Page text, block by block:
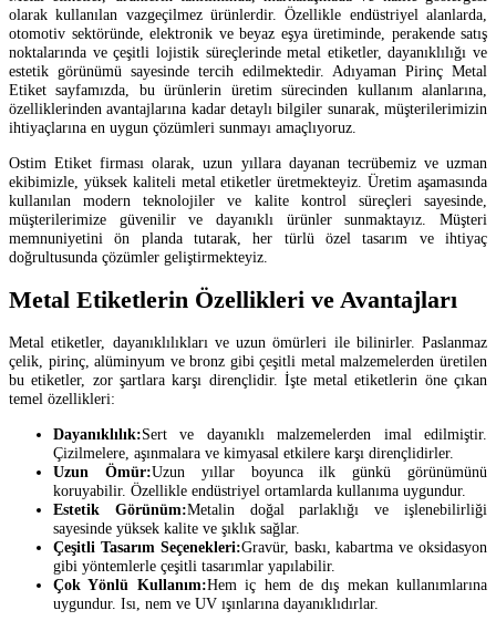
olarak kullanılan vazgeçilmez ürünlerdir. Özellikle endüstriyel alanlarda,
otomotiv sektöründe, elektronik ve beyaz eşya üretiminde, perakende satış
noktalarında ve çeşitli lojistik süreçlerinde metal etiketler, dayanıklılığı ve
estetik görünümü sayesinde tercih edilmektedir. Adıyaman Pirinç Metal
Etiket sayfamızda, bu ürünlerin üretim sürecinden kullanım alanlarına,
özelliklerinden avantajlarına kadar detaylı bilgiler sunarak, müşterilerimizin
ihtiyaçlarına en uygun çözümleri sunmayı amaçlıyoruz.
Ostim Etiket firması olarak, uzun yıllara dayanan tecrübemiz ve uzman
ekibimizle, yüksek kaliteli metal etiketler üretmekteyiz. Üretim aşamasında
kullanılan modern teknolojiler ve kalite kontrol süreçleri sayesinde,
müşterilerimize güvenilir ve dayanıklı ürünler sunmaktayız. Müşteri
memnuniyetini ön planda tutarak, her türlü özel tasarım ve ihtiyaç
doğrultusunda çözümler geliştirmekteyiz.
Metal Etiketlerin Özellikleri ve Avantajları
Metal etiketler, dayanıklılıkları ve uzun ömürleri ile bilinirler. Paslanmaz
çelik, pirinç, alüminyum ve bronz gibi çeşitli metal malzemelerden üretilen
bu etiketler, zor şartlara karşı dirençlidir. İşte metal etiketlerin öne çıkan
temel özellikleri:
Dayanıklılık:Sert ve dayanıklı malzemelerden imal edilmiştir.
Çizilmelere, aşınmalara ve kimyasal etkilere karşı dirençlidirler.
Uzun Ömür:Uzun yıllar boyunca ilk günkü görünümünü
koruyabilir. Özellikle endüstriyel ortamlarda kullanıma uygundur.
Estetik Görünüm:Metalin doğal parlaklığı ve işlenebilirliği
sayesinde yüksek kalite ve şıklık sağlar.
Çeşitli Tasarım Seçenekleri:Gravür, baskı, kabartma ve oksidasyon
gibi yöntemlerle çeşitli tasarımlar yapılabilir.
Çok Yönlü Kullanım:Hem iç hem de dış mekan kullanımlarına
uygundur. Isı, nem ve UV ışınlarına dayanıklıdırlar.